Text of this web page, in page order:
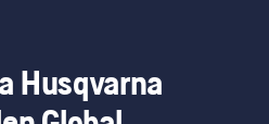
Husqvarna